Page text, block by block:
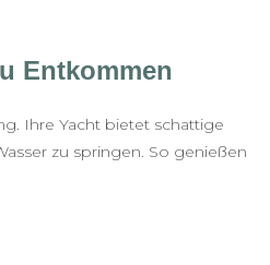
Entkommen
Ihre Yacht bietet schattige
zu springen. So genießen